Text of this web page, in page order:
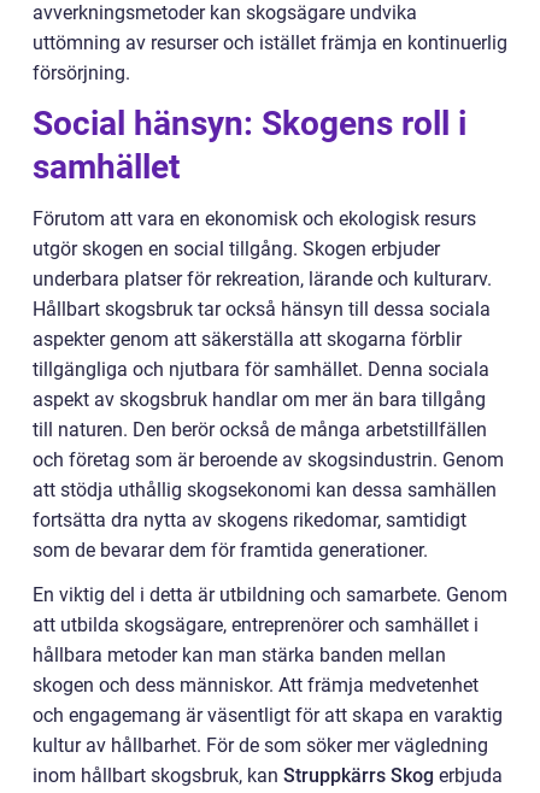
avverkningsmetoder kan skogsägare undvika
uttömning av resurser och istället främja en kontinuerlig
försörjning.
Social hänsyn: Skogens roll i
samhället
Förutom att vara en ekonomisk och ekologisk resurs
utgör skogen en social tillgång. Skogen erbjuder
underbara platser för rekreation, lärande och kulturarv.
Hållbart skogsbruk tar också hänsyn till dessa sociala
aspekter genom att säkerställa att skogarna förblir
tillgängliga och njutbara för samhället. Denna sociala
aspekt av skogsbruk handlar om mer än bara tillgång
till naturen. Den berör också de många arbetstillfällen
och företag som är beroende av skogsindustrin. Genom
att stödja uthållig skogsekonomi kan dessa samhällen
fortsätta dra nytta av skogens rikedomar, samtidigt
som de bevarar dem för framtida generationer.
En viktig del i detta är utbildning och samarbete. Genom
att utbilda skogsägare, entreprenörer och samhället i
hållbara metoder kan man stärka banden mellan
skogen och dess människor. Att främja medvetenhet
och engagemang är väsentligt för att skapa en varaktig
kultur av hållbarhet. För de som söker mer vägledning
inom hållbart skogsbruk, kan Struppkärrs Skog erbjuda